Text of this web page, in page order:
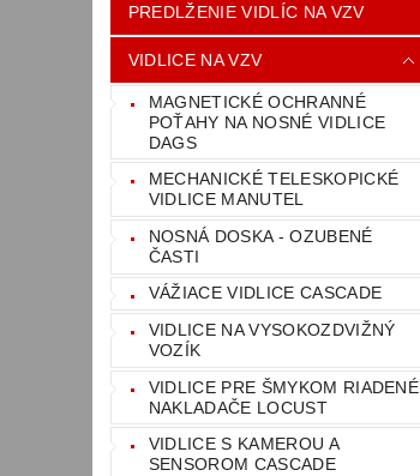
PREDLŽENIE VIDLÍC NA VZV
VIDLICE NA VZV
MAGNETICKÉ OCHRANNÉ
POŤAHY NA NOSNÉ VIDLICE
DAGS
MECHANICKÉ TELESKOPICKÉ
VIDLICE MANUTEL
NOSNÁ DOSKA - OZUBENÉ
ČASTI
VÁŽIACE VIDLICE CASCADE
VIDLICE NA VYSOKOZDVIŽNÝ
VOZÍK
VIDLICE PRE ŠMYKOM RIADENÉ
NAKLADAČE LOCUST
VIDLICE S KAMEROU A
SENSOROM CASCADE